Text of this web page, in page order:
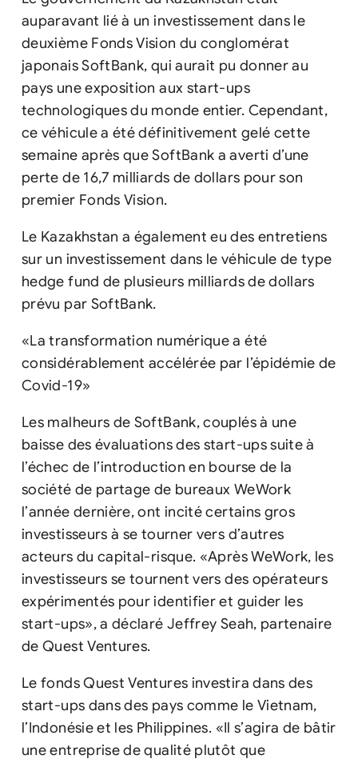
auparavant lié à un investissement dans le
deuxième Fonds Vision du conglomérat
japonais SoftBank, qui aurait pu donner au
pays une exposition aux start-ups
technologiques du monde entier. Cependant,
ce véhicule a été définitivement gelé cette
semaine après que SoftBank a averti d’une
perte de 16,7 milliards de dollars pour son
premier Fonds Vision.
Le Kazakhstan a également eu des entretiens
sur un investissement dans le véhicule de type
hedge fund de plusieurs milliards de dollars
prévu par SoftBank.
«La transformation numérique a été
considérablement accélérée par l’épidémie de
Covid-19»
Les malheurs de SoftBank, couplés à une
baisse des évaluations des start-ups suite à
l’échec de l’introduction en bourse de la
société de partage de bureaux WeWork
l’année dernière, ont incité certains gros
investisseurs à se tourner vers d’autres
acteurs du capital-risque. «Après WeWork, les
investisseurs se tournent vers des opérateurs
expérimentés pour identifier et guider les
start-ups», a déclaré Jeffrey Seah, partenaire
de Quest Ventures.
Le fonds Quest Ventures investira dans des
start-ups dans des pays comme le Vietnam,
l’Indonésie et les Philippines. «Il s’agira de bâtir
une entreprise de qualité plutôt que